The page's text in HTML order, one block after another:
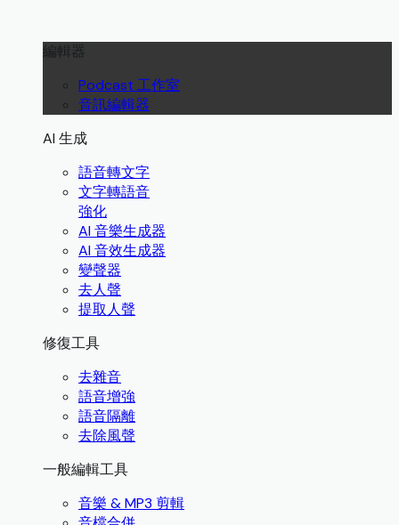
編輯器
Podcast 工作室
音訊編輯器
AI 生成
語音轉文字
文字轉語音
強化
AI 音樂生成器
AI 音效生成器
變聲器
去人聲
提取人聲
修復工具
去雜音
語音增強
語音隔離
去除風聲
一般編輯工具
音樂 & MP3 剪輯